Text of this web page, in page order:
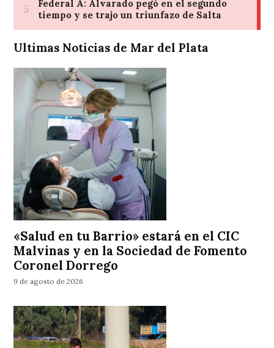
Ultimas Noticias de Mar del Plata
«Salud en tu Barrio» estará en el CIC
Malvinas y en la Sociedad de Fomento
Coronel Dorrego
9 de agosto de 2026